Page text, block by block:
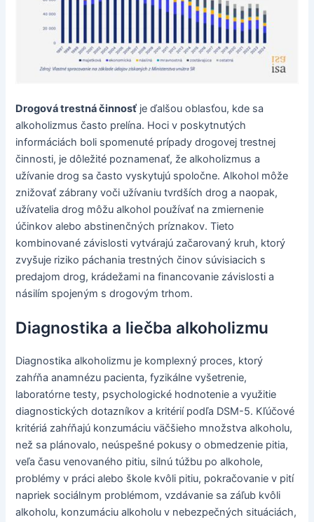
Drogová trestná činnosť je ďalšou oblasťou, kde sa
alkoholizmus často prelína. Hoci v poskytnutých
informáciách boli spomenuté prípady drogovej trestnej
činnosti, je dôležité poznamenať, že alkoholizmus a
užívanie drog sa často vyskytujú spoločne. Alkohol môže
znižovať zábrany voči užívaniu tvrdších drog a naopak,
užívatelia drog môžu alkohol používať na zmiernenie
účinkov alebo abstinenčných príznakov. Tieto
kombinované závislosti vytvárajú začarovaný kruh, ktorý
zvyšuje riziko páchania trestných činov súvisiacich s
predajom drog, krádežami na financovanie závislosti a
násilím spojeným s drogovým trhom.
Diagnostika a liečba alkoholizmu
Diagnostika alkoholizmu je komplexný proces, ktorý
zahŕňa anamnézu pacienta, fyzikálne vyšetrenie,
laboratórne testy, psychologické hodnotenie a využitie
diagnostických dotazníkov a kritérií podľa DSM-5. Kľúčové
kritériá zahŕňajú konzumáciu väčšieho množstva alkoholu,
než sa plánovalo, neúspešné pokusy o obmedzenie pitia,
veľa času venovaného pitiu, silnú túžbu po alkohole,
problémy v práci alebo škole kvôli pitiu, pokračovanie v pití
napriek sociálnym problémom, vzdávanie sa záľub kvôli
alkoholu, konzumáciu alkoholu v nebezpečných situáciách,